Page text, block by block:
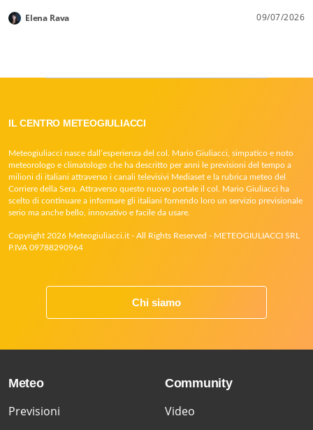
Elena Rava 09/07/2026
IL CENTRO METEOGIULIACCI
Meteogiuliacci nasce dall’esperienza del col. Mario Giuliacci, simpatico e noto
meteorologo e climatologo che ha descritto per anni le previsioni del tempo a
milioni di italiani attraverso i canali televisivi Mediaset e la rubrica meteo del
Corriere della Sera. Attraverso questo nuovo portale il col. Mario Giuliacci ha
scelto di continuare a informare gli italiani fornendo loro un servizio previsionale
serio ma anche bello, innovativo e facile da usare.
Copyright 2026 Meteogiuliacci.it - All Rights Reserved - METEOGIULIACCI SRL
P.IVA 09788290964
Chi siamo
Meteo
Previsioni
Community
Video